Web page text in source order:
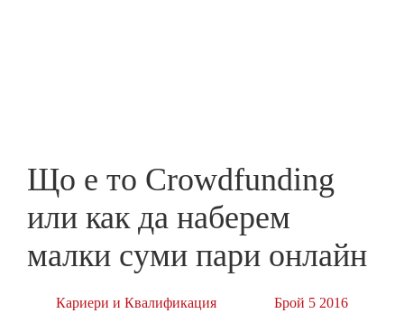
Що е то Crowdfunding
или как да наберем
малки суми пари онлайн
Кариери и Квалификация Брой 5 2016